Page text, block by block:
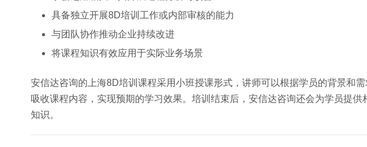
具备独立开展8D培训工作或内部审核的能力
与团队协作推动企业持续改进
将课程知识有效应用于实际业务场景
安信达咨询的上海8D培训课程采用小班授课形式，讲师可以根据学员的背景和
吸收课程内容，实现预期的学习效果。培训结束后，安信达咨询还会为学员提
知识。